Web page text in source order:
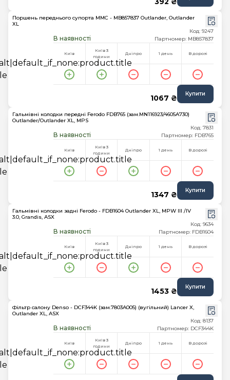
Поршень переднього супорта MMC - MB857837 Outlander, Outlander
XL
В наявності
Код: 9247
Партномер: MB857837
Київ
Київ 3
години
Дніпро 1 день В дорозі
1067 ₴ Купити
Гальмівні колодки передні Ferodo FDB765 (зам.MN116923/4605A730)
Outlander/Outlander XL, MPS
В наявності
Код: 7831
Партномер: FDB765
Київ
Київ 3
години
Дніпро 1 день В дорозі
1347 ₴ Купити
Гальмівні колодки задні Ferodo - FDB1604 Outlander XL, MPW III /IV
3.0, Grandis, ASX
В наявності
Код: 9634
Партномер: FDB1604
Київ
Київ 3
години
Дніпро 1 день В дорозі
1453 ₴ Купити
Фільтр салону Denso - DCF344K (зам.7803A005) (вугільний) Lancer X,
Outlander XL, ASX
В наявності
Код: 8137
Партномер: DCF344K
Київ
Київ 3
години
Дніпро 1 день В дорозі